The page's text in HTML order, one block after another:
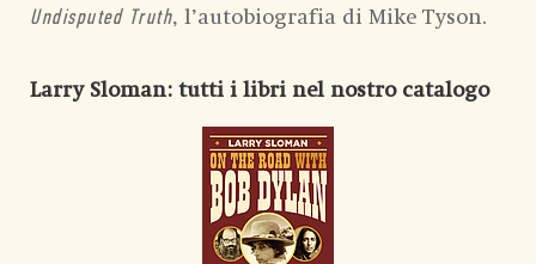
Undisputed Truth, l’autobiografia di Mike Tyson.
Larry Sloman: tutti i libri nel nostro catalogo